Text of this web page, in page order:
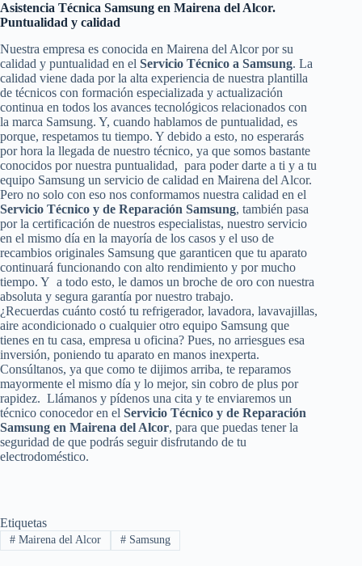
Asistencia Técnica Samsung en Mairena del Alcor.
Puntualidad y calidad
Nuestra empresa es conocida en Mairena del Alcor por su
calidad y puntualidad en el Servicio Técnico a Samsung. La
calidad viene dada por la alta experiencia de nuestra plantilla
de técnicos con formación especializada y actualización
continua en todos los avances tecnológicos relacionados con
la marca Samsung. Y, cuando hablamos de puntualidad, es
porque, respetamos tu tiempo. Y debido a esto, no esperarás
por hora la llegada de nuestro técnico, ya que somos bastante
conocidos por nuestra puntualidad, para poder darte a ti y a tu
equipo Samsung un servicio de calidad en Mairena del Alcor.
Pero no solo con eso nos conformamos nuestra calidad en el
Servicio Técnico y de Reparación Samsung, también pasa
por la certificación de nuestros especialistas, nuestro servicio
en el mismo día en la mayoría de los casos y el uso de
recambios originales Samsung que garanticen que tu aparato
continuará funcionando con alto rendimiento y por mucho
tiempo. Y a todo esto, le damos un broche de oro con nuestra
absoluta y segura garantía por nuestro trabajo.
¿Recuerdas cuánto costó tu refrigerador, lavadora, lavavajillas,
aire acondicionado o cualquier otro equipo Samsung que
tienes en tu casa, empresa u oficina? Pues, no arriesgues esa
inversión, poniendo tu aparato en manos inexperta.
Consúltanos, ya que como te dijimos arriba, te reparamos
mayormente el mismo día y lo mejor, sin cobro de plus por
rapidez. Llámanos y pídenos una cita y te enviaremos un
técnico conocedor en el Servicio Técnico y de Reparación
Samsung en Mairena del Alcor, para que puedas tener la
seguridad de que podrás seguir disfrutando de tu
electrodoméstico.
Etiquetas
#Mairena del Alcor #Samsung